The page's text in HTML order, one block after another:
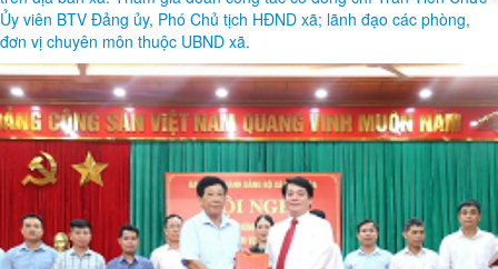
Chiều ngày 06/7/2026, đồng chí Lê Trọng Quảng - Phó Bí thư Đảng
ủy, Chủ tịch UBND xã Minh Hòa, Trưởng đoàn công tác của UBND xã,
đã đi kiểm tra thực địa các công trình đầu tư công và các công trình
sửa chữa, khắc phục các tuyến đường giao thông bị sạt lở do thiên tai
trên địa bàn xã. Tham gia đoàn công tác có đồng chí Trần Tiến Chức -
Ủy viên BTV Đảng ủy, Phó Chủ tịch HĐND xã; lãnh đạo các phòng,
đơn vị chuyên môn thuộc UBND xã.